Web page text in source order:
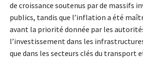
de croissance soutenus par de massifs
publics, tandis que l’inflation a été
avant la priorité donnée par les
l’investissement dans les
que dans les secteurs clés du transport